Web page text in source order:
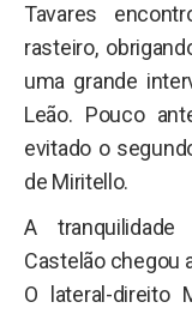
Tavares
rasteiro,
uma grande
Leão. Pouco
evitado o
de Miritello.
A
Castelão chegou
O lateral-direito